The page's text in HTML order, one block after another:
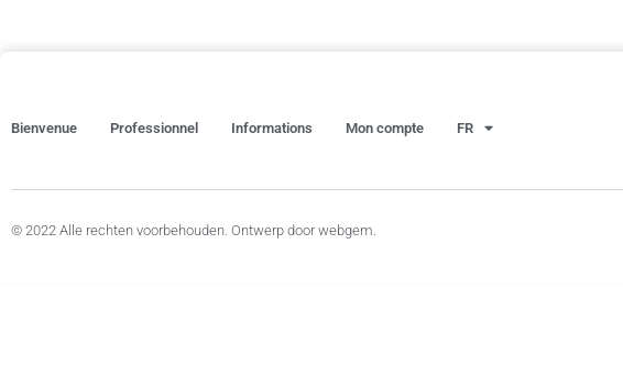
Bienvenue Professionnel Informations Mon compte FR
© 2022 Alle rechten voorbehouden. Ontwerp door webgem.